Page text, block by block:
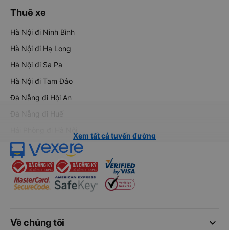
Thuê xe
Hà Nội đi Ninh Bình
Hà Nội đi Hạ Long
Hà Nội đi Sa Pa
Hà Nội đi Tam Đảo
Đà Nẵng đi Hội An
Đà Nẵng đi Huế
Xem tất cả tuyến đường
keyboard_arrow_down
Về chúng tôi